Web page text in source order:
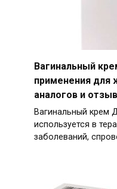
Вагинальный
применения для
аналогов и
Вагинальный крем
используется в
заболеваний,